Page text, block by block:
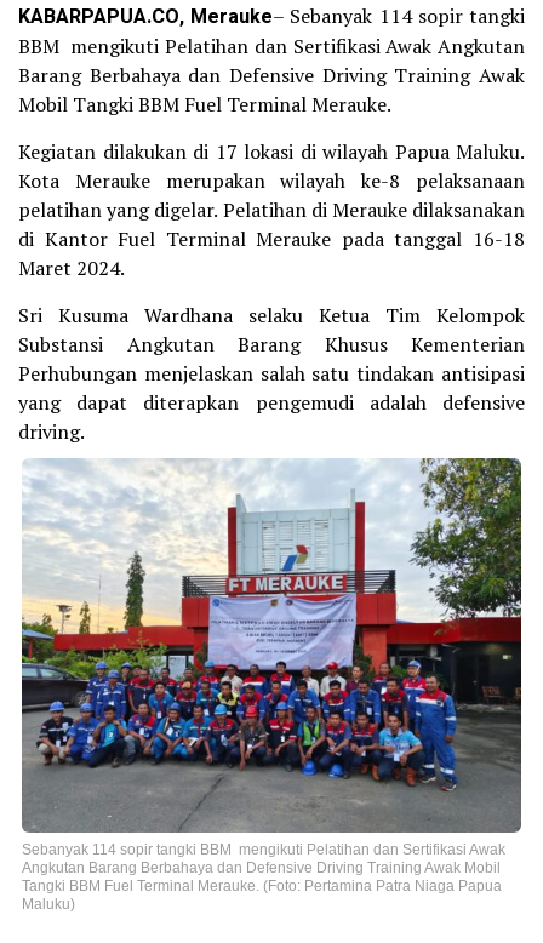
KABARPAPUA.CO, Merauke– Sebanyak 114 sopir tangki
BBM mengikuti Pelatihan dan Sertifikasi Awak Angkutan
Barang Berbahaya dan Defensive Driving Training Awak
Mobil Tangki BBM Fuel Terminal Merauke.
Kegiatan dilakukan di 17 lokasi di wilayah Papua Maluku.
Kota Merauke merupakan wilayah ke-8 pelaksanaan
pelatihan yang digelar. Pelatihan di Merauke dilaksanakan
di Kantor Fuel Terminal Merauke pada tanggal 16-18
Maret 2024.
Sri Kusuma Wardhana selaku Ketua Tim Kelompok
Substansi Angkutan Barang Khusus Kementerian
Perhubungan menjelaskan salah satu tindakan antisipasi
yang dapat diterapkan pengemudi adalah defensive
driving.
Sebanyak 114 sopir tangki BBM mengikuti Pelatihan dan Sertifikasi Awak
Angkutan Barang Berbahaya dan Defensive Driving Training Awak Mobil
Tangki BBM Fuel Terminal Merauke. (Foto: Pertamina Patra Niaga Papua
Maluku)